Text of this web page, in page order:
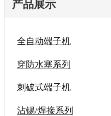
产品展示
全自动端子机
穿防水塞系列
刺破式端子机
沾锡/焊接系列